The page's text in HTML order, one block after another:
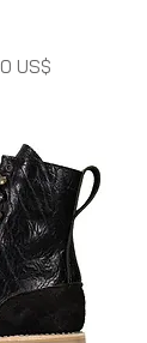
de oferta
US$